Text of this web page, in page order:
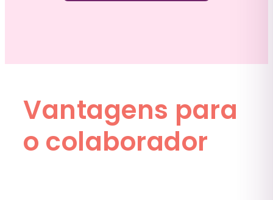
Vantagens para
o colaborador